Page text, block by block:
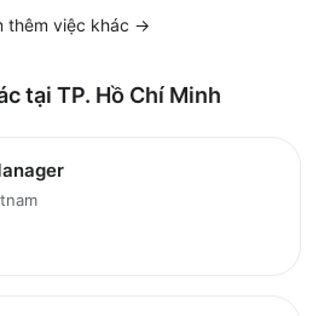
thêm việc khác →
tại TP. Hồ Chí Minh